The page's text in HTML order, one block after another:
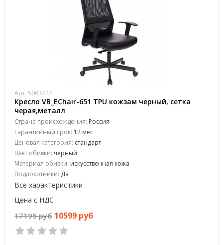
Арт. 5063747
Кресло VB_EChair-651 TPU кожзам черный, сетка
черая,металл
Страна происхождения: Россия
Гарантийный срок: 12 мес
Ценовая категория: стандарт
Цвет обивки: черный
Материал обивки: искусственная кожа
Подлокотники: Да
Все характеристики
Цена с НДС
17195 руб 10599 руб